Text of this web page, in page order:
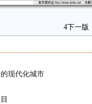
4下一版
现代化城市